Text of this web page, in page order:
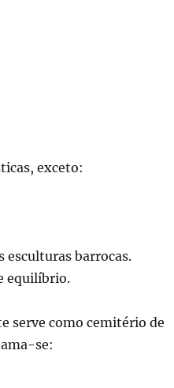
exceto:
esculturas barrocas.
equilíbrio.
serve como cemitério de
se: